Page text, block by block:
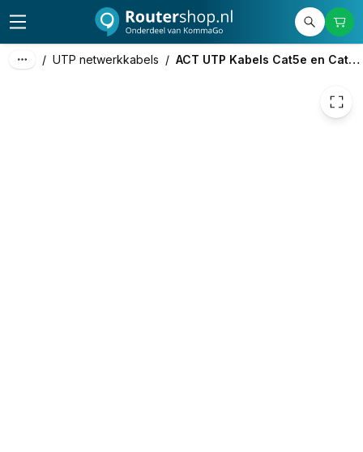
/ UTP netwerkkabels / ACT UTP Kabels Cat5e en Cat6a